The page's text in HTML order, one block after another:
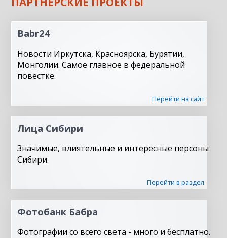
Babr24
Новости Иркутска, Красноярска, Бурятии,
Монголии. Самое главное в федеральной
повестке.
Перейти на сайт
Лица Сибири
Значимые, влиятельные и интересные персоны
Сибири.
Перейти в раздел
Фотобанк Бабра
Фотографии со всего света - много и бесплатно.